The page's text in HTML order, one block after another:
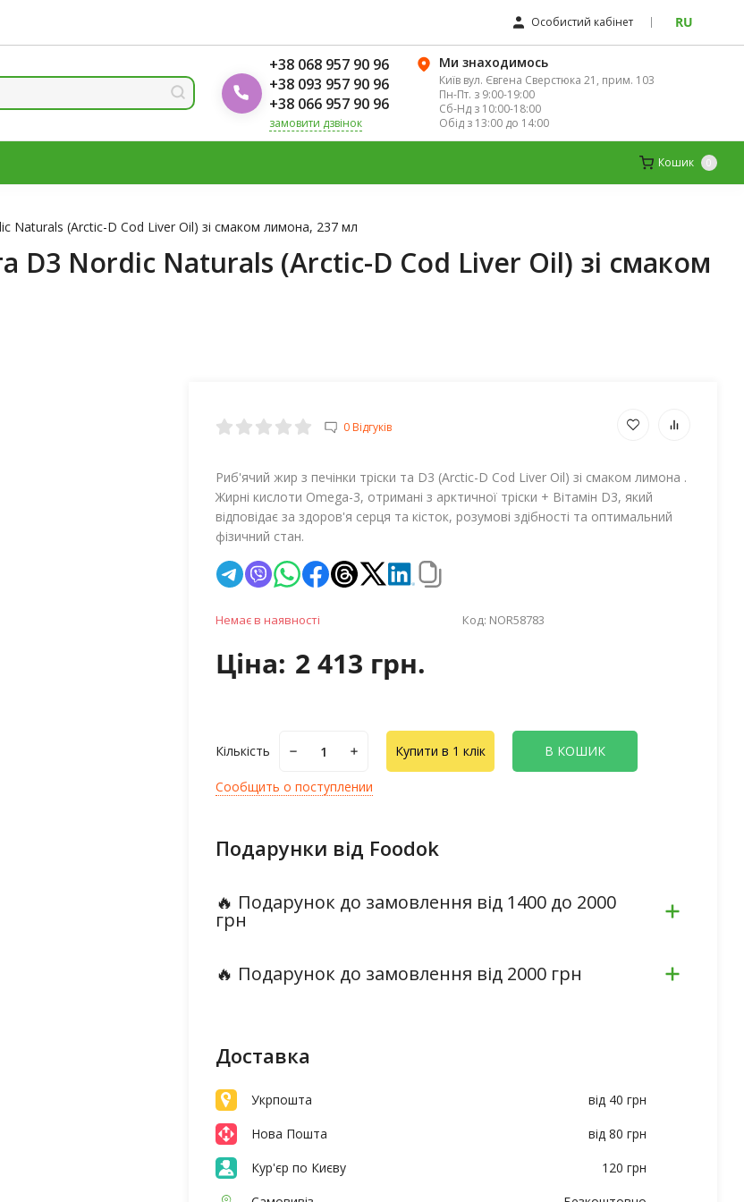
Особистий кабінет RU
+38 068 957 90 96
+38 093 957 90 96
+38 066 957 90 96
замовити дзвінок
Ми знаходимось
Київ вул. Євгена Сверстюка 21, прим. 103
Пн-Пт. з 9:00-19:00
Сб-Нд з 10:00-18:00
Обід з 13:00 до 14:00
Кошик 0
Naturals (Arctic-D Cod Liver Oil) зі смаком лимона, 237 мл
D3 Nordic Naturals (Arctic-D Cod Liver Oil) зі смаком
0 Відгуків
Риб'ячий жир з печінки тріски та D3 (Arctic-D Cod Liver Oil) зі смаком лимона .
Жирні кислоти Omega-3, отримані з арктичної тріски + Вітамін D3, який
відповідає за здоров'я серця та кісток, розумові здібності та оптимальний
фізичний стан.
Немає в наявності Код: NOR58783
Ціна: 2 413 грн.
Кількість Купити в 1 клік В КОШИК
Сообщить о поступлении
Подарунки від Foodok
🔥 Подарунок до замовлення від 1400 до 2000
грн
🔥 Подарунок до замовлення від 2000 грн
Доставка
Укрпошта
від 40 грн
Нова Пошта
від 80 грн
Кур'єр по Києву
120 грн